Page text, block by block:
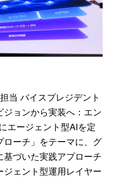
当 バイスプレジデント
ョンから実装へ：エン
エージェント型AIを定
ーチ」をテーマに、グ
づいた実践アプローチ
ェント型運用レイヤー